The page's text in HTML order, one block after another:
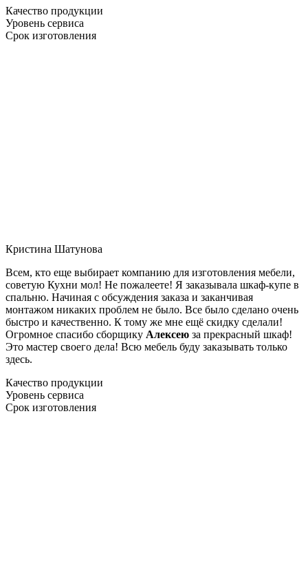
Качество продукции
Уровень сервиса
Срок изготовления
Кристина Шатунова
Всем, кто еще выбирает компанию для изготовления мебели,
советую Кухни мол! Не пожалеете! Я заказывала шкаф-купе в
спальню. Начиная с обсуждения заказа и заканчивая
монтажом никаких проблем не было. Все было сделано очень
быстро и качественно. К тому же мне ещё скидку сделали!
Огромное спасибо сборщику Алексею за прекрасный шкаф!
Это мастер своего дела! Всю мебель буду заказывать только
здесь.
Качество продукции
Уровень сервиса
Срок изготовления